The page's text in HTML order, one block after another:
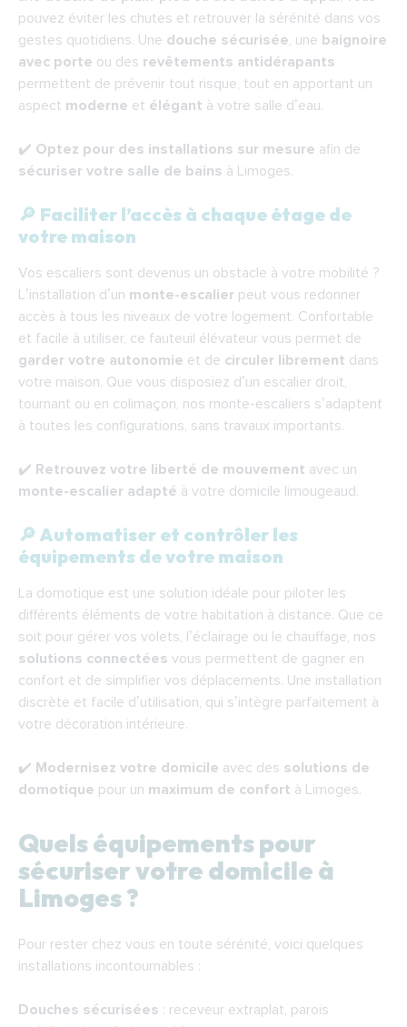
pouvez éviter les chutes et retrouver la sérénité dans vos
gestes quotidiens. Une douche sécurisée, une baignoire
avec porte ou des revêtements antidérapants
permettent de prévenir tout risque, tout en apportant un
aspect moderne et élégant à votre salle d’eau.
✔️ Optez pour des installations sur mesure afin de
sécuriser votre salle de bains à Limoges.
🔎 Faciliter l’accès à chaque étage de
votre maison
Vos escaliers sont devenus un obstacle à votre mobilité ?
L’installation d’un monte-escalier peut vous redonner
accès à tous les niveaux de votre logement. Confortable
et facile à utiliser, ce fauteuil élévateur vous permet de
garder votre autonomie et de circuler librement dans
votre maison. Que vous disposiez d’un escalier droit,
tournant ou en colimaçon, nos monte-escaliers s’adaptent
à toutes les configurations, sans travaux importants.
✔️ Retrouvez votre liberté de mouvement avec un
monte-escalier adapté à votre domicile limougeaud.
🔎 Automatiser et contrôler les
équipements de votre maison
La domotique est une solution idéale pour piloter les
différents éléments de votre habitation à distance. Que ce
soit pour gérer vos volets, l’éclairage ou le chauffage, nos
solutions connectées vous permettent de gagner en
confort et de simplifier vos déplacements. Une installation
discrète et facile d’utilisation, qui s’intègre parfaitement à
votre décoration intérieure.
✔️ Modernisez votre domicile avec des solutions de
domotique pour un maximum de confort à Limoges.
Quels équipements pour
sécuriser votre domicile à
Limoges ?
Pour rester chez vous en toute sérénité, voici quelques
installations incontournables :
Douches sécurisées : receveur extraplat, parois